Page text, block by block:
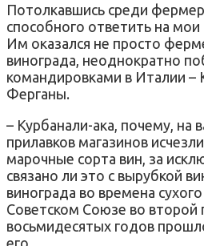
Потолкавшись среди
способного ответить на
Им оказался не просто
винограда, неоднократно
командировками в Италии –
Ферганы.
– Курбанали-ака, почему, на
прилавков магазинов
марочные сорта вин, за
связано ли это с вырубкой
винограда во времена
Советском Союзе во второй
восьмидесятых годов
его.